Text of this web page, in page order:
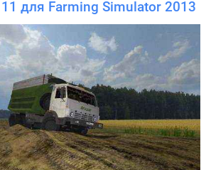
для Farming Simulator 2013